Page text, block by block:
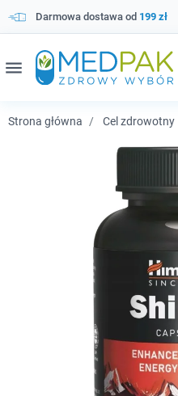
Darmowa dostawa od 199 zł
menu
Strona główna Cel zdrowotny